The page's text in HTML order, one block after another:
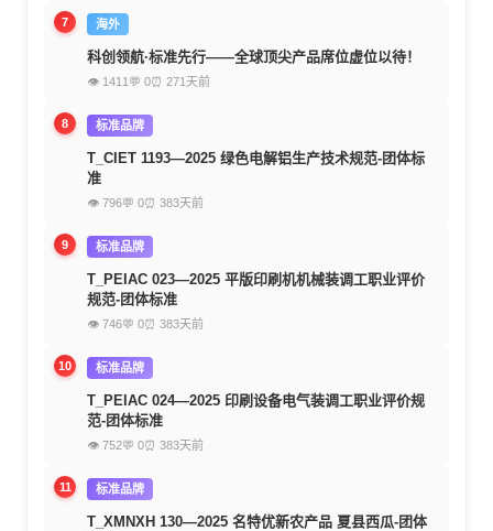
7 海外
科创领航·标准先行——全球顶尖产品席位虚位以待！
👁 1411 💬 0⏰ 271天前
8 标准品牌
T_CIET 1193—2025 绿色电解铝生产技术规范-团体标
准
👁 796💬 0⏰ 383天前
9 标准品牌
T_PEIAC 023—2025 平版印刷机机械装调工职业评价
规范-团体标准
👁 746💬 0⏰ 383天前
10 标准品牌
T_PEIAC 024—2025 印刷设备电气装调工职业评价规
范-团体标准
👁 752💬 0⏰ 383天前
11 标准品牌
T_XMNXH 130—2025 名特优新农产品 夏县西瓜-团体